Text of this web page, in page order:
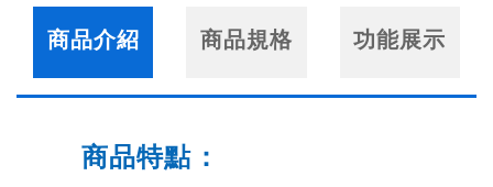
商品介紹 商品規格 功能展示
商品特點：